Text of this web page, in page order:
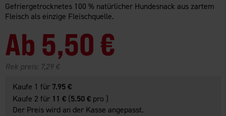
Gefriergetrocknetes 100 % natürlicher Hundesnack aus zartem
Fleisch als einzige Fleischquelle.
Ab 5,50 €
Rek preis: 7,29 €
Kaufe 1 für 7.95 €
Kaufe 2 für 11 € (5.50 € pro )
Der Preis wird an der Kasse angepasst.